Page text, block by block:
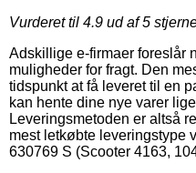
Vurderet til 4.9 ud af 5
Adskillige e-firmaer foreslår
muligheder for fragt. Den
tidspunkt at få leveret til en
kan hente dine nye varer
Leveringsmetoden er altså
mest letkøbte leveringstype
630769 S (Scooter 4163,